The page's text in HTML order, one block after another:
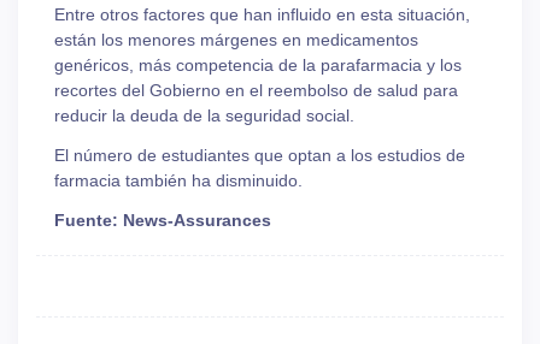
Entre otros factores que han influido en esta situación,
están los menores márgenes en medicamentos
genéricos, más competencia de la parafarmacia y los
recortes del Gobierno en el reembolso de salud para
reducir la deuda de la seguridad social.
El número de estudiantes que optan a los estudios de
farmacia también ha disminuido.
Fuente: News-Assurances